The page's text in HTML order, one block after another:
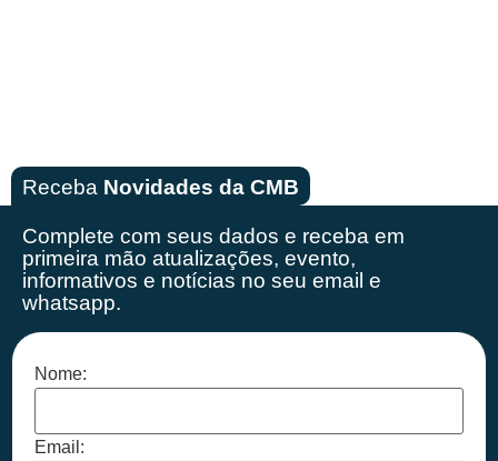
Receba Novidades da CMB
Complete com seus dados e receba em
primeira mão atualizações, evento,
informativos e notícias no seu email e
whatsapp.
Nome:
Email: